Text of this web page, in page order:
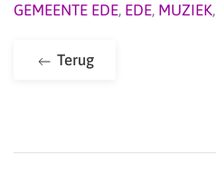
GEMEENTE EDE, EDE, MUZIEK,
Terug